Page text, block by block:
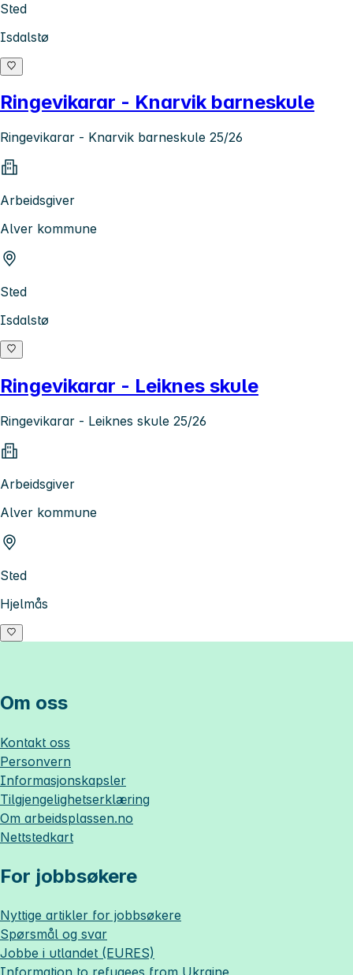
Sted
Isdalstø
Ringevikarar - Knarvik barneskule
Ringevikarar - Knarvik barneskule 25/26
Arbeidsgiver
Alver kommune
Sted
Isdalstø
Ringevikarar - Leiknes skule
Ringevikarar - Leiknes skule 25/26
Arbeidsgiver
Alver kommune
Sted
Hjelmås
Om oss
Kontakt oss
Personvern
Informasjonskapsler
Tilgjengelighetserklæring
Om arbeidsplassen.no
Nettstedkart
For jobbsøkere
Nyttige artikler for jobbsøkere
Spørsmål og svar
Jobbe i utlandet (EURES)